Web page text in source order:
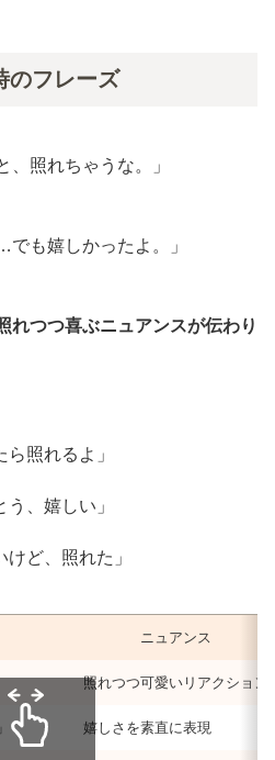
のフレーズ
、照れちゃうな。」
も嬉しかったよ。」
れつつ喜ぶニュアンスが伝わり
ら照れるよ」
う、嬉しい」
けど、照れた」
ニュアンス
照れつつ可愛いリアクション
嬉しさを素直に表現